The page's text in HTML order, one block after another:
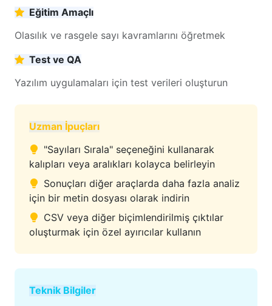
Eğitim Amaçlı
Olasılık ve rasgele sayı kavramlarını öğretmek
Test ve QA
Yazılım uygulamaları için test verileri oluşturun
Uzman İpuçları
"Sayıları Sırala" seçeneğini kullanarak
kalıpları veya aralıkları kolayca belirleyin
Sonuçları diğer araçlarda daha fazla analiz
için bir metin dosyası olarak indirin
CSV veya diğer biçimlendirilmiş çıktılar
oluşturmak için özel ayırıcılar kullanın
Teknik Bilgiler